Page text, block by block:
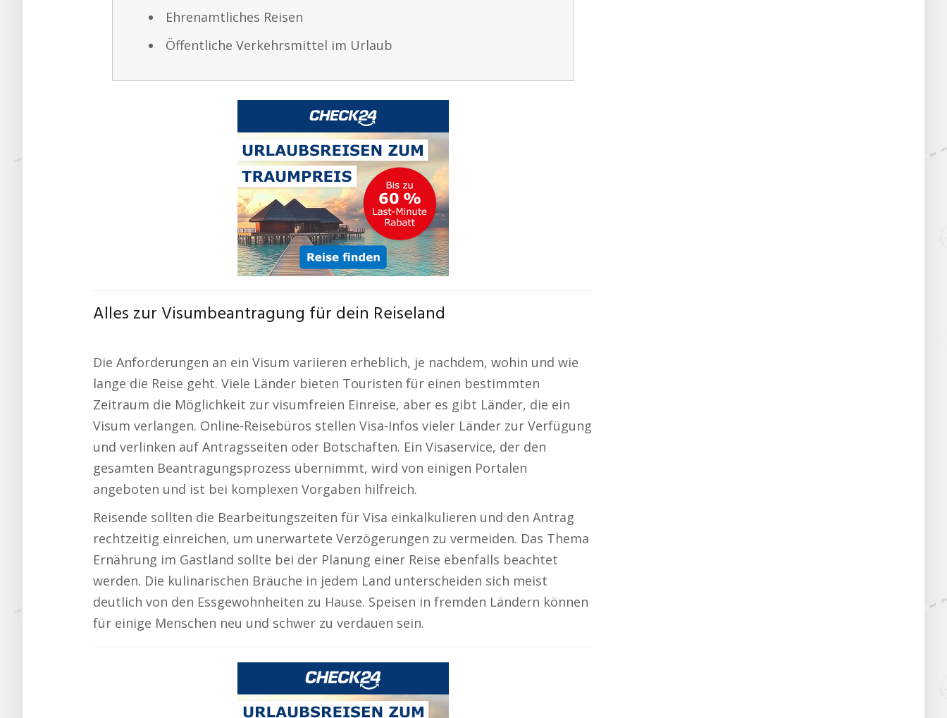
Ehrenamtliches Reisen
Öffentliche Verkehrsmittel im Urlaub
Alles zur Visumbeantragung für dein Reiseland
Die Anforderungen an ein Visum variieren erheblich, je nachdem, wohin und wie
lange die Reise geht. Viele Länder bieten Touristen für einen bestimmten
Zeitraum die Möglichkeit zur visumfreien Einreise, aber es gibt Länder, die ein
Visum verlangen. Online-Reisebüros stellen Visa-Infos vieler Länder zur Verfügung
und verlinken auf Antragsseiten oder Botschaften. Ein Visaservice, der den
gesamten Beantragungsprozess übernimmt, wird von einigen Portalen
angeboten und ist bei komplexen Vorgaben hilfreich.
Reisende sollten die Bearbeitungszeiten für Visa einkalkulieren und den Antrag
rechtzeitig einreichen, um unerwartete Verzögerungen zu vermeiden. Das Thema
Ernährung im Gastland sollte bei der Planung einer Reise ebenfalls beachtet
werden. Die kulinarischen Bräuche in jedem Land unterscheiden sich meist
deutlich von den Essgewohnheiten zu Hause. Speisen in fremden Ländern können
für einige Menschen neu und schwer zu verdauen sein.